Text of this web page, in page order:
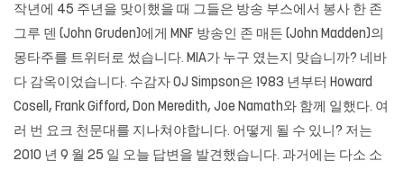
작년에 45 주년을 맞이했을 때 그들은 방송 부스에서 봉사 한 존
그루 덴 (John Gruden)에게 MNF 방송인 존 매든 (John Madden)의
몽타주를 트위터로 썼습니다. MIA가 누구 였는지 맞습니까? 네바
다 감옥이었습니다. 수감자 OJ Simpson은 1983 년부터 Howard
Cosell, Frank Gifford, Don Meredith, Joe Namath와 함께 일했다. 여
러 번 요크 천문대를 지나쳐야합니다. 어떻게 될 수 있니? 저는
2010 년 9 월 25 일 오늘 답변을 발견했습니다. 과거에는 다소 소